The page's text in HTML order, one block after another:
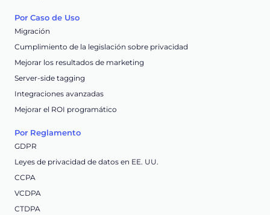
Por Caso de Uso
Migración
Cumplimiento de la legislación sobre privacidad
Mejorar los resultados de marketing
Server-side tagging
Integraciones avanzadas
Mejorar el ROI programático
Por Reglamento
GDPR
Leyes de privacidad de datos en EE. UU.
CCPA
VCDPA
CTDPA